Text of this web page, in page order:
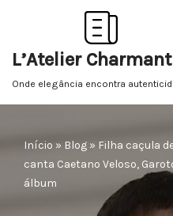
para
o
L’Atelier Charmant
Onde elegância encontra
Início » Blog » Filha caçula
canta Caetano Veloso,
álbum